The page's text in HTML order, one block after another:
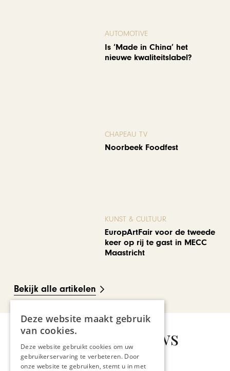
AUTOMOTIVE
Is ‘Made in China’ het
nieuwe kwaliteitslabel?
CHAPEAU TV
Noorbeek Foodfest
KUNST & CULTUUR
EuropArtFair voor de tweede
keer op rij te gast in MECC
Maastricht
Bekijk alle artikelen
Gerelateerd nieuws
Deze website maakt gebruik
van cookies.
Deze website gebruikt cookies om uw
gebruikerservaring te verbeteren. Door
onze website te gebruiken, stemt u in met